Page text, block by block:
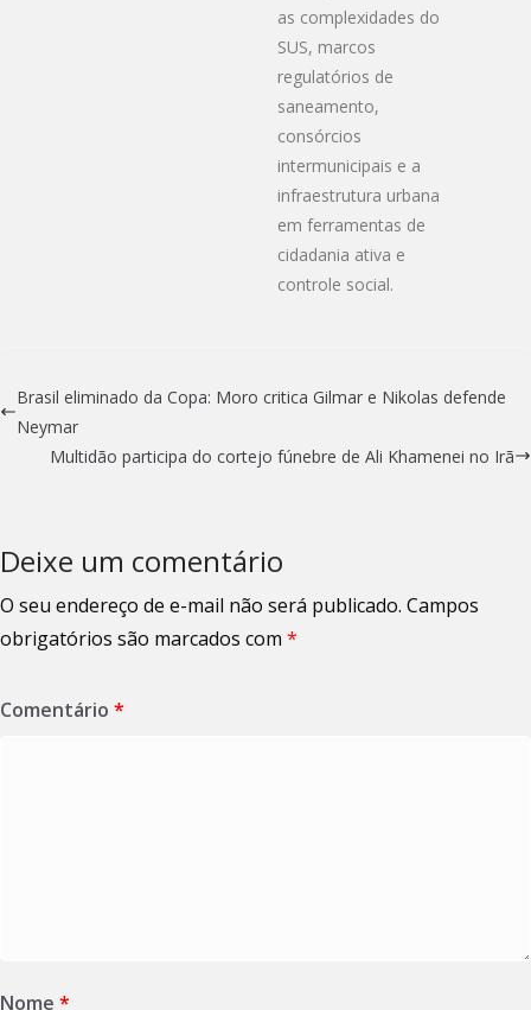
as complexidades do
SUS, marcos
regulatórios de
saneamento,
consórcios
intermunicipais e a
infraestrutura urbana
em ferramentas de
cidadania ativa e
controle social.
Brasil eliminado da Copa: Moro critica Gilmar e Nikolas defende
Neymar
Multidão participa do cortejo fúnebre de Ali Khamenei no Irã
Deixe um comentário
O seu endereço de e-mail não será publicado. Campos
obrigatórios são marcados com *
Comentário *
Nome *